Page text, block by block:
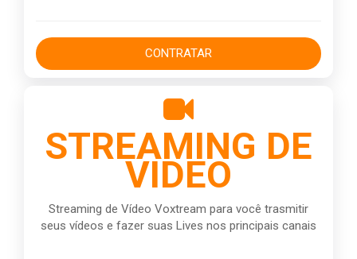
CONTRATAR

STREAMING DE
VIDEO
Streaming de Vídeo Voxtream para você trasmitir
seus vídeos e fazer suas Lives nos principais canais